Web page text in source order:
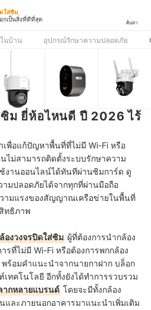
ใส่ซิม
กเป็นสิ่งที่ดีที่สุด
ค้นหา
นบ้าน อุปกรณ์รักษาความปลอดภัย
ม ยี่ห้อไหนดี ปี 2026 ไร้
เพื่อแก้ปัญหาพื้นที่ที่ไม่มี Wi-Fi หรือ
ไม่สามารถติดตั้งระบบรักษาความ
งานออนไลน์ได้ทันทีผ่านซิมการ์ด ดู
มปลอดภัยได้จากทุกที่ผ่านมือถือ
ามแรงของสัญญาณเครือข่ายในพื้นที่
ทธิภาพ
องวงจรปิดใส่ซิม ผู้ที่ต้องการนำกล้อง
รที่ไม่มี Wi-Fi หรือต้องการพกกล้อง
ร้อมคำแนะนำจากนายกาฝาก บล็อก
ทคโนโลยี อีกทั้งยังได้ทำการรวบรวม
ากหลายแบรนด์ โดยจะมีทั้งกล้อง
และภายนอกอาคารมาแนะนำเพิ่มเติม